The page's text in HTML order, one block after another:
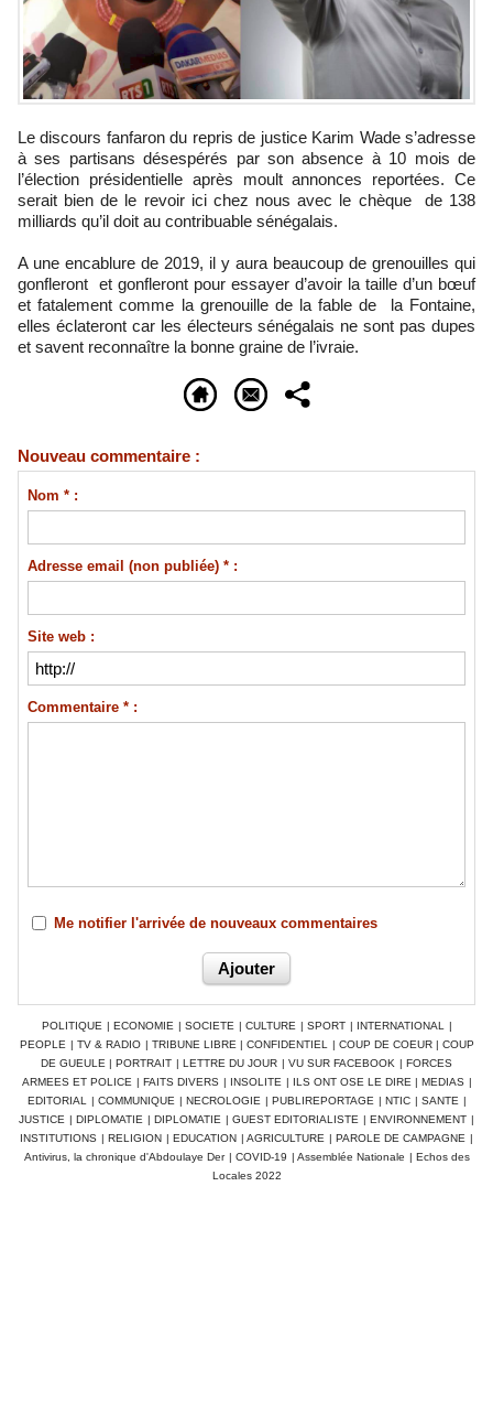
Le discours fanfaron du repris de justice Karim Wade s’adresse
à ses partisans désespérés par son absence à 10 mois de
l’élection présidentielle après moult annonces reportées. Ce
serait bien de le revoir ici chez nous avec le chèque de 138
milliards qu’il doit au contribuable sénégalais.
A une encablure de 2019, il y aura beaucoup de grenouilles qui
gonfleront et gonfleront pour essayer d’avoir la taille d’un bœuf
et fatalement comme la grenouille de la fable de la Fontaine,
elles éclateront car les électeurs sénégalais ne sont pas dupes
et savent reconnaître la bonne graine de l’ivraie.
Nouveau commentaire :
Nom * :
Adresse email (non publiée) * :
Site web :
Commentaire * :
Me notifier l'arrivée de nouveaux commentaires
POLITIQUE | ECONOMIE | SOCIETE | CULTURE | SPORT | INTERNATIONAL
|
PEOPLE | TV & RADIO | TRIBUNE LIBRE | CONFIDENTIEL | COUP DE COEUR | COUP
DE GUEULE | PORTRAIT | LETTRE DU JOUR | VU SUR FACEBOOK | FORCES
ARMEES ET POLICE | FAITS DIVERS | INSOLITE | ILS ONT OSE LE DIRE | MEDIAS |
EDITORIAL
| COMMUNIQUE | NECROLOGIE | PUBLIREPORTAGE | NTIC | SANTE |
JUSTICE | DIPLOMATIE | DIPLOMATIE | GUEST EDITORIALISTE | ENVIRONNEMENT |
INSTITUTIONS | RELIGION | EDUCATION | AGRICULTURE | PAROLE DE CAMPAGNE |
Antivirus, la chronique d'Abdoulaye Der | COVID-19 | Assemblée Nationale | Echos des
Locales 2022